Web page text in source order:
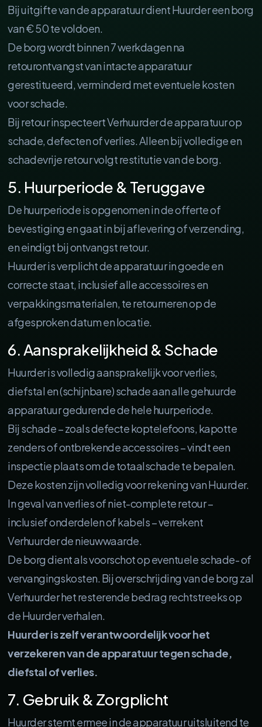
Bij uitgifte van de apparatuur dient Huurder een borg
van € 50 te voldoen.
De borg wordt binnen 7 werkdagen na
retourontvangst van intacte apparatuur
gerestitueerd, verminderd met eventuele kosten
voor schade.
Bij retour inspecteert Verhuurder de apparatuur op
schade, defecten of verlies. Alleen bij volledige en
schadevrije retour volgt restitutie van de borg.
5. Huurperiode & Teruggave
De huurperiode is opgenomen in de offerte of
bevestiging en gaat in bij aflevering of verzending,
en eindigt bij ontvangst retour.
Huurder is verplicht de apparatuur in goede en
correcte staat, inclusief alle accessoires en
verpakkingsmaterialen, te retourneren op de
afgesproken datum en locatie.
6. Aansprakelijkheid & Schade
Huurder is volledig aansprakelijk voor verlies,
diefstal en (schijnbare) schade aan alle gehuurde
apparatuur gedurende de hele huurperiode.
Bij schade – zoals defecte koptelefoons, kapotte
zenders of ontbrekende accessoires – vindt een
inspectie plaats om de totaalschade te bepalen.
Deze kosten zijn volledig voor rekening van Huurder.
In geval van verlies of niet-complete retour –
inclusief onderdelen of kabels – verrekent
Verhuurder de nieuwwaarde.
De borg dient als voorschot op eventuele schade- of
vervangingskosten. Bij overschrijding van de borg zal
Verhuurder het resterende bedrag rechtstreeks op
de Huurder verhalen.
Huurder is zelf verantwoordelijk voor het
verzekeren van de apparatuur tegen schade,
diefstal of verlies.
7. Gebruik & Zorgplicht
Huurder stemt ermee in de apparatuur uitsluitend te